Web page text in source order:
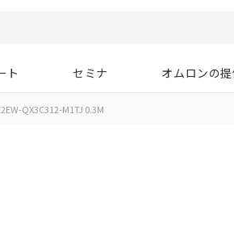
ト セミナ オムロンの
QX3C312-M1TJ 0.3M